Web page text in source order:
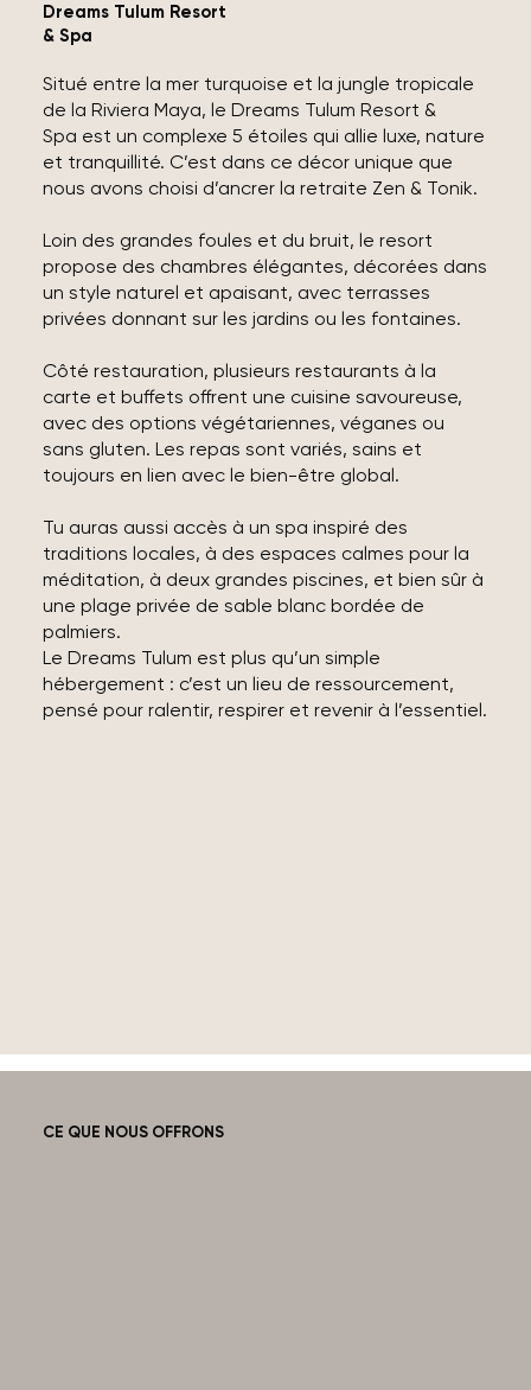
Dreams Tulum Resort
& Spa
Situé entre la mer turquoise et la jungle tropicale
de la Riviera Maya, le Dreams Tulum Resort &
Spa est un complexe 5 étoiles qui allie luxe, nature
et tranquillité. C’est dans ce décor unique que
nous avons choisi d’ancrer la retraite Zen & Tonik.
Loin des grandes foules et du bruit, le resort
propose des chambres élégantes, décorées dans
un style naturel et apaisant, avec terrasses
privées donnant sur les jardins ou les fontaines.
Côté restauration, plusieurs restaurants à la
carte et buffets offrent une cuisine savoureuse,
avec des options végétariennes, véganes ou
sans gluten. Les repas sont variés, sains et
toujours en lien avec le bien-être global.
Tu auras aussi accès à un spa inspiré des
traditions locales, à des espaces calmes pour la
méditation, à deux grandes piscines, et bien sûr à
une plage privée de sable blanc bordée de
palmiers.
Le Dreams Tulum est plus qu’un simple
hébergement : c’est un lieu de ressourcement,
pensé pour ralentir, respirer et revenir à l’essentiel.
CE QUE NOUS OFFRONS